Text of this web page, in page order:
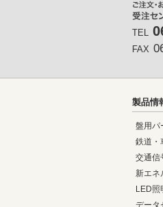
TEL
FAX
製品情
盤用パ
鉄道・
交通信
新エネ
LED照
データ